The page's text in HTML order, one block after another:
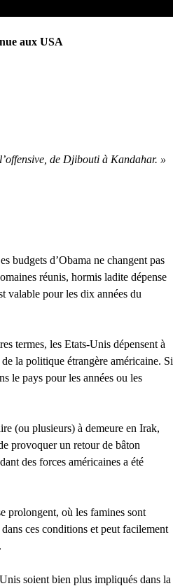
aux USA
de Djibouti à Kandahar. »
budgets d’Obama ne changent pas
réunis, hormis ladite dépense
valable pour les dix années du
termes, les Etats-Unis dépensent à
la politique étrangère américaine. Si
le pays pour les années ou les
(ou plusieurs) à demeure en Irak,
provoquer un retour de bâton
des forces américaines a été
prolongent, où les famines sont
ces conditions et peut facilement
soient bien plus impliqués dans la